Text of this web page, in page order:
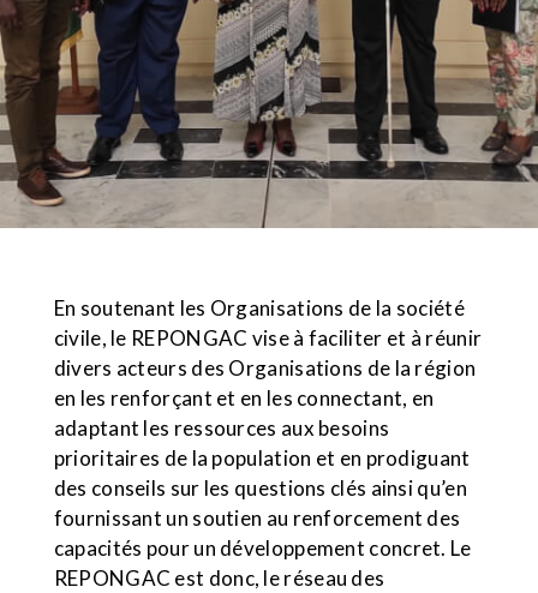
En soutenant les Organisations de la société
civile, le REPONGAC vise à faciliter et à réunir
divers acteurs des Organisations de la région
en les renforçant et en les connectant, en
adaptant les ressources aux besoins
prioritaires de la population et en prodiguant
des conseils sur les questions clés ainsi qu’en
fournissant un soutien au renforcement des
capacités pour un développement concret. Le
REPONGAC est donc, le réseau des